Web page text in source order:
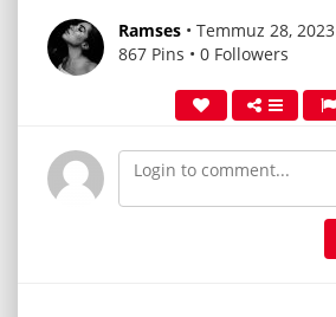
Ramses • Temmuz 28, 2023
867 Pins • 0 Followers